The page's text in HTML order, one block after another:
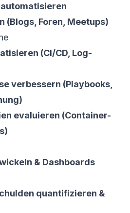
(Blogs, Foren, Meetups)
(CI/CD, Log-
verbessern (Playbooks,
evaluieren (Container-
& Dashboards
quantifizieren &